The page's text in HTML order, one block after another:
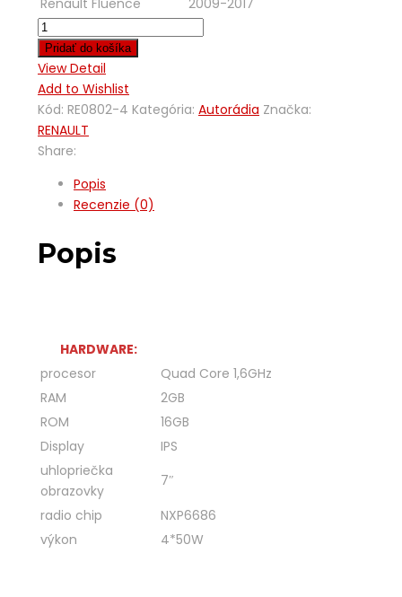
Renault Fluence 2009-2017
Pridať do košíka
View Detail
Add to Wishlist
Kód: RE0802-4 Kategória: Autorádia Značka:
RENAULT
Share:
Popis
Recenzie (0)
Popis
HARDWARE:
procesor
Quad Core 1,6GHz
RAM
2GB
ROM
16GB
Display
IPS
uhlopriečka
obrazovky
7″
radio chip
NXP6686
výkon
4*50W